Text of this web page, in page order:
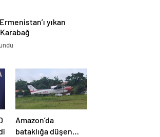
yıkan
ayrılmaz bir
Amazon’da
bataklığa düşen